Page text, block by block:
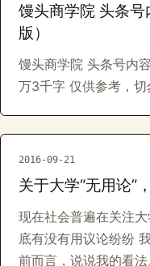
馒头商学院 头条
版）
馒头商学院 头条号内
万3千字 仅供参考，
2016-09-21
关于大学“无用论”
现在社会普遍在关注
底有没有用议论纷纷
前而言，说说我的看